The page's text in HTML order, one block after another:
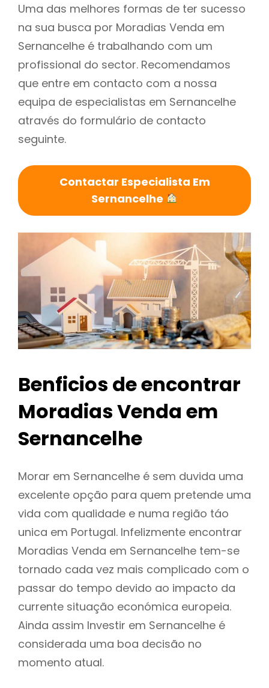
Uma das melhores formas de ter sucesso
na sua busca por Moradias Venda em
Sernancelhe é trabalhando com um
profissional do sector. Recomendamos
que entre em contacto com a nossa
equipa de especialistas em Sernancelhe
através do formulário de contacto
seguinte.
Contactar Especialista Em
Sernancelhe
Benficios de encontrar
Moradias Venda em
Sernancelhe
Morar em Sernancelhe é sem duvida uma
excelente opção para quem pretende uma
vida com qualidade e numa região táo
unica em Portugal. Infelizmente encontrar
Moradias Venda em Sernancelhe tem-se
tornado cada vez mais complicado com o
passar do tempo devido ao impacto da
currente situação económica europeia.
Ainda assim Investir em Sernancelhe é
considerada uma boa decisão no
momento atual.